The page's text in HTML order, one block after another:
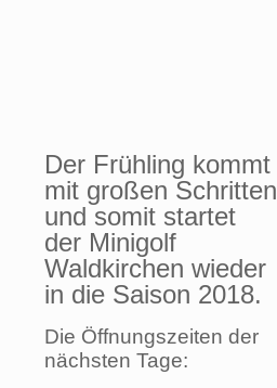
Der Frühling kommt
mit großen Schritten
und somit startet
der Minigolf
Waldkirchen wieder
in die Saison 2018.
Die Öffnungszeiten der
nächsten Tage: